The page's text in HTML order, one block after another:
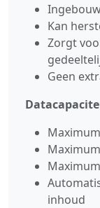
Kan
Zorgt
Geen
inhoud